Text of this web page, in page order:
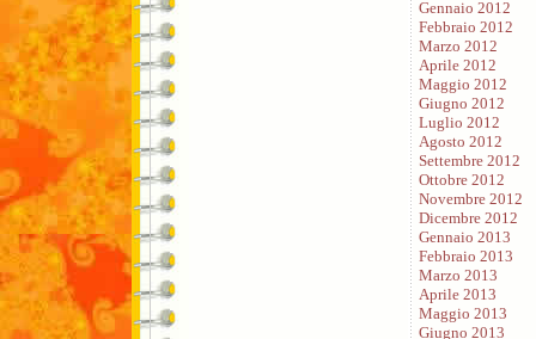
Gennaio 2012
Febbraio 2012
Marzo 2012
Aprile 2012
Maggio 2012
Giugno 2012
Luglio 2012
Agosto 2012
Settembre 2012
Ottobre 2012
Novembre 2012
Dicembre 2012
Gennaio 2013
Febbraio 2013
Marzo 2013
Aprile 2013
Maggio 2013
Giugno 2013